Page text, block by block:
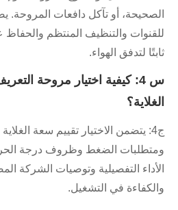
الصحيحة، أو تآكل دافعات
للقنوات والتنظيف المنتظم والحفاظ
ثابتًا لتدفق الهواء.
س 4: كيفية اختيار مروحة
الغلاية؟
ج4: يتضمن الاختيار تقييم سعة
ومتطلبات الضغط وظروف درجة
الأداء التفصيلية وتوصيات الشركة
والكفاءة في التشغيل.